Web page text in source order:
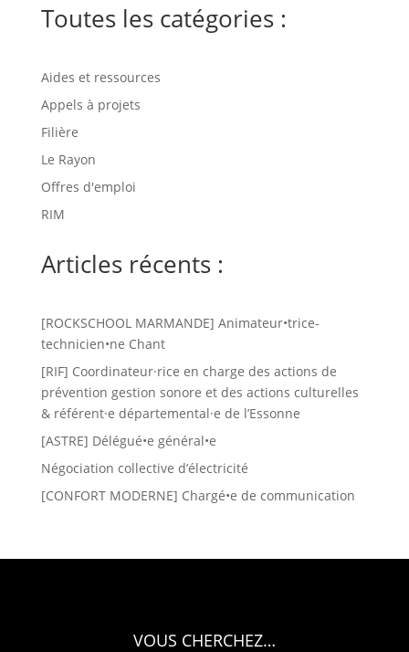
Toutes les catégories :
Aides et ressources
Appels à projets
Filière
Le Rayon
Offres d'emploi
RIM
Articles récents :
[ROCKSCHOOL MARMANDE] Animateur•trice-
technicien•ne Chant
[RIF] Coordinateur·rice en charge des actions de
prévention gestion sonore et des actions culturelles
& référent·e départemental·e de l’Essonne
[ASTRE] Délégué•e général•e
Négociation collective d’électricité
[CONFORT MODERNE] Chargé•e de communication
VOUS CHERCHEZ…